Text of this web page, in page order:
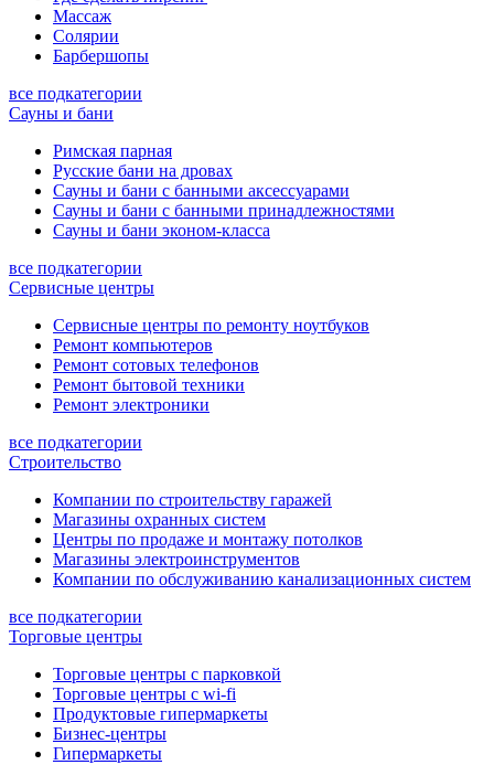
Массаж
Солярии
Барбершопы
все подкатегории
Сауны и бани
Римская парная
Русские бани на дровах
Сауны и бани с банными аксессуарами
Сауны и бани с банными принадлежностями
Сауны и бани эконом-класса
все подкатегории
Сервисные центры
Сервисные центры по ремонту ноутбуков
Ремонт компьютеров
Ремонт сотовых телефонов
Ремонт бытовой техники
Ремонт электроники
все подкатегории
Строительство
Компании по строительству гаражей
Магазины охранных систем
Центры по продаже и монтажу потолков
Магазины электроинструментов
Компании по обслуживанию канализационных систем
все подкатегории
Торговые центры
Торговые центры с парковкой
Торговые центры с wi-fi
Продуктовые гипермаркеты
Бизнес-центры
Гипермаркеты